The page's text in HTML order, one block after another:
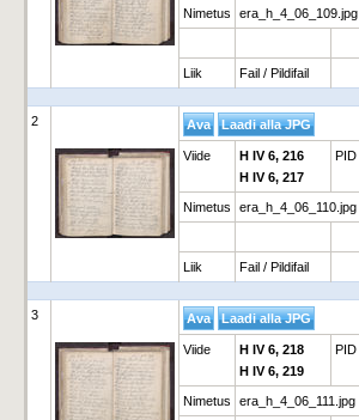
Nimetus era_h_4_06_109.jpg
Liik Fail / Pildifail
2
Viide
H IV 6, 216
H IV 6, 217
PID
Nimetus era_h_4_06_110.jpg
Liik Fail / Pildifail
3
Viide
H IV 6, 218
H IV 6, 219
PID
Nimetus era_h_4_06_111.jpg